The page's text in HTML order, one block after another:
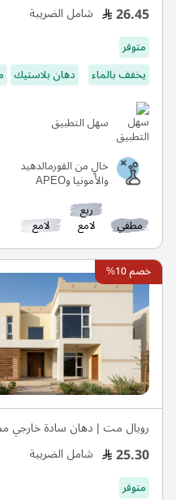
26.45 شامل الضريبة
متوفر
يخفف بالماء
دهان بلاستيك
سهل التطبيق
خالٍ من الفورمالدهيد
والأمونيا وAPEO
مطفي
ربع
لامع لامع
خصم 10%
رويال مت | دهان سادة خارجي
25.30 شامل الضريبة
متوفر